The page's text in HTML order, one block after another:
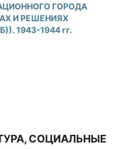
ГОРОДА
И РЕШЕНИЯХ
1943-1944 гг.
СОЦИАЛЬНЫЕ